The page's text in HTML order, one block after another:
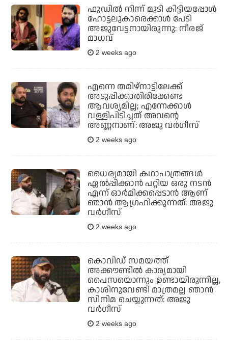
ഫുഡില്‍ നിന്ന് മുടി കിട്ടിയപ്പോള്‍
ഹോട്ടലുകാരെക്കാള്‍ പേടി
അജുവേട്ടനായിരുന്നു: നീരജ്
മാധവ്
2 weeks ago
എന്നെ തമിഴ്‌നാട്ടിലേക്ക്
അടുപ്പിക്കാതിരിക്കേണ്ട
ആവശ്യമില്ല; എന്നേക്കാള്‍
വള്ളിപിടിച്ചത് അവന്റെ
അണ്ണനാണ്: അജു വര്‍ഗീസ്
2 weeks ago
ധൈര്യമായി കഥാപാത്രങ്ങൾ
ഏൽപ്പിക്കാൻ പറ്റിയ ഒരു നടൻ
എന്ന് ഓർമിക്കപ്പെടാൻ ആണ്
ഞാൻ ആഗ്രഹിക്കുന്നത്: അജു
വർഗീസ്
2 weeks ago
കൊവിഡ് സമയത്ത്
അക്കൗണ്ടിൽ കാര്യമായി
പൈസയൊന്നും ഉണ്ടായിരുന്നില്ല,
കാശിനുവേണ്ടി മാത്രമല്ല ഞാൻ
സിനിമ ചെയ്യുന്നത്: അജു
വർഗീസ്
2 weeks ago